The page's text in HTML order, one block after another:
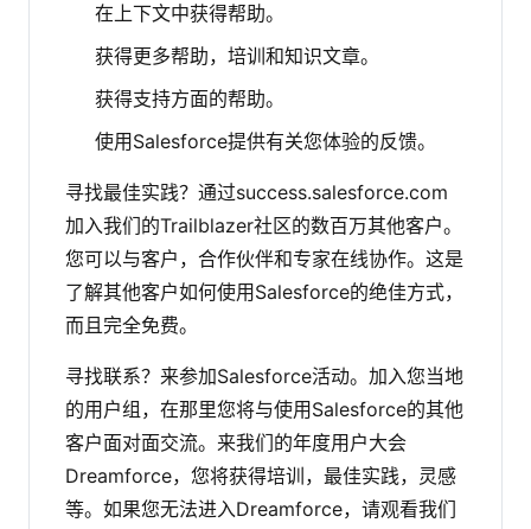
在上下文中获得帮助。
获得更多帮助，培训和知识文章。
获得支持方面的帮助。
使用Salesforce提供有关您体验的反馈。
寻找最佳实践？通过success.salesforce.com
加入我们的Trailblazer社区的数百万其他客户。
您可以与客户，合作伙伴和专家在线协作。这是
了解其他客户如何使用Salesforce的绝佳方式，
而且完全免费。
寻找联系？来参加Salesforce活动。加入您当地
的用户组，在那里您将与使用Salesforce的其他
客户面对面交流。来我们的年度用户大会
Dreamforce，您将获得培训，最佳实践，灵感
等。如果您无法进入Dreamforce，请观看我们